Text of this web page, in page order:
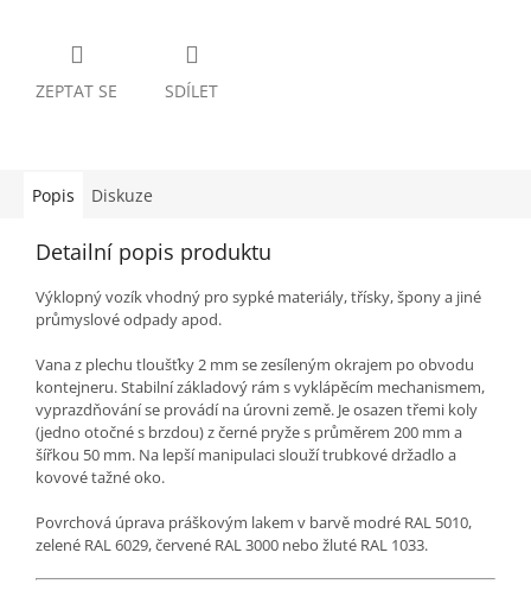
ZEPTAT SE SDÍLET
Popis Diskuze
Detailní popis produktu
Výklopný vozík vhodný pro sypké materiály, třísky, špony a jiné
průmyslové odpady apod.
Vana z plechu tloušťky 2 mm se zesíleným okrajem po obvodu
kontejneru. Stabilní základový rám s vyklápěcím mechanismem,
vyprazdňování se provádí na úrovni země. Je osazen třemi koly
(jedno otočné s brzdou) z černé pryže s průměrem 200 mm a
šířkou 50 mm. Na lepší manipulaci slouží trubkové držadlo a
kovové tažné oko.
Povrchová úprava práškovým lakem v barvě modré RAL 5010,
zelené RAL 6029, červené RAL 3000 nebo žluté RAL 1033.